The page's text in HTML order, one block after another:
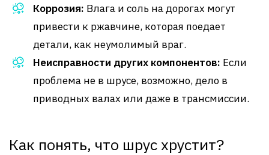
Коррозия: Влага и соль на дорогах могут
привести к ржавчине, которая поедает
детали, как неумолимый враг.
Неисправности других компонентов: Если
проблема не в шрусе, возможно, дело в
приводных валах или даже в трансмиссии.
Как понять, что шрус хрустит?